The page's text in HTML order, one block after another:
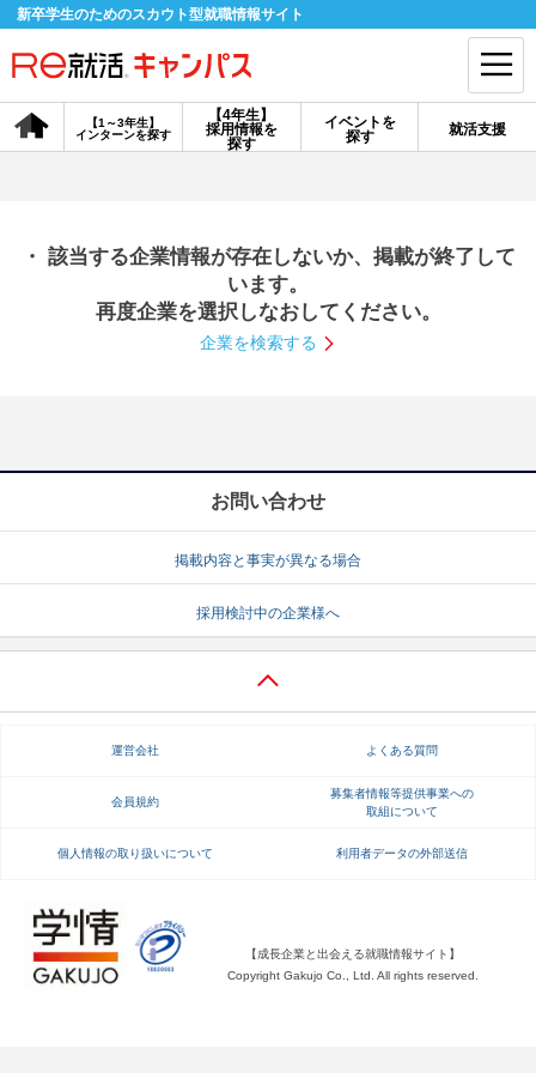
新卒学生のためのスカウト型就職情報サイト
【4年生】
採用情報を
探す
【1～3年生】
インターンを探す
イベントを
探す
就活支援
会員登録 ログイン
探す
【4年生】
説明会を探す
就活ノウハウ・サポート
就活ノウハウが満載！ お役立ち記事・相談室など
就活ニュースペーパー よくある質問
不明点があればこちら
・ 該当する企業情報が存在しないか、掲載が終了して
います。
再度企業を選択しなおしてください。
企業を検索する
お問い合わせ
掲載内容と事実が異なる場合
採用検討中の企業様へ
運営会社 よくある質問
会員規約
募集者情報等提供事業への
取組について
個人情報の取り扱いについて 利用者データの外部送信
【成長企業と出会える就職情報サイト】
Copyright Gakujo Co., Ltd. All rights reserved.